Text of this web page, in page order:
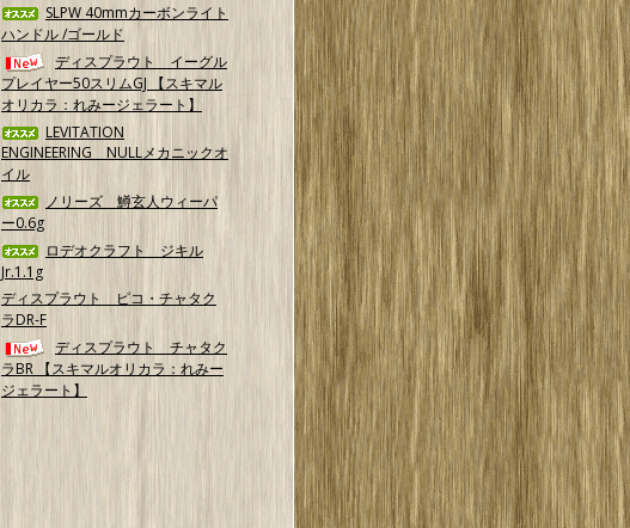
SLPW 40mmカーボンライト
ハンドル /ゴールド
ディスプラウト イーグル
プレイヤー50スリムGJ 【スキマル
オリカラ：れみージェラート】
LEVITATION
ENGINEERING NULLメカニックオ
イル
ノリーズ 鱒玄人ウィーパ
ー0.6g
ロデオクラフト ジキル
Jr.1.1g
ディスプラウト ピコ・チャタク
ラDR-F
ディスプラウト チャタク
ラBR 【スキマルオリカラ：れみー
ジェラート】